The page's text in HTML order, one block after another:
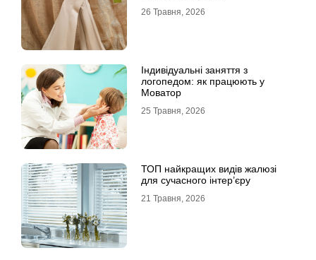
26 Травня, 2026
Індивідуальні заняття з
логопедом: як працюють у
Моватор
25 Травня, 2026
ТОП найкращих видів жалюзі
для сучасного інтер’єру
21 Травня, 2026